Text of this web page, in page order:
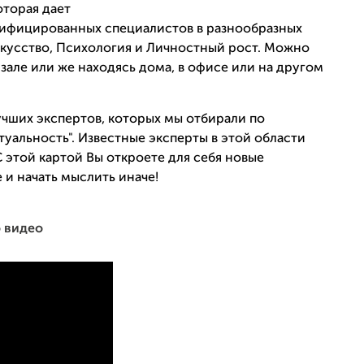
дает
специалистов в разнообразных
Психология и Личностный рост. Можно
или же находясь дома, в офисе или на другом
экспертов, которых мы отбирали по
Известные эксперты в этой области
картой Вы откроете для себя новые
начать мыслить иначе!
видео